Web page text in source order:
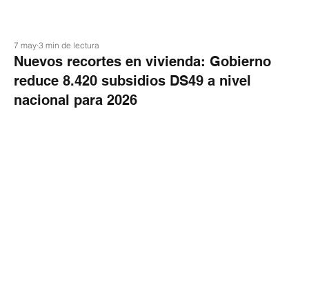
Nuevos recortes en vivienda: Gobierno
reduce 8.420 subsidios DS49 a nivel
nacional para 2026
7 may 3 min de lectura